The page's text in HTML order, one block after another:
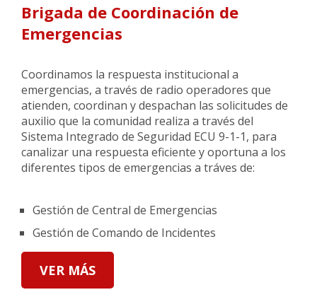
Brigada de Coordinación de
Emergencias
Coordinamos la respuesta institucional a
emergencias, a través de radio operadores que
atienden, coordinan y despachan las solicitudes de
auxilio que la comunidad realiza a través del
Sistema Integrado de Seguridad ECU 9-1-1, para
canalizar una respuesta eficiente y oportuna a los
diferentes tipos de emergencias a tráves de:
Gestión de Central de Emergencias
Gestión de Comando de Incidentes
VER MÁS